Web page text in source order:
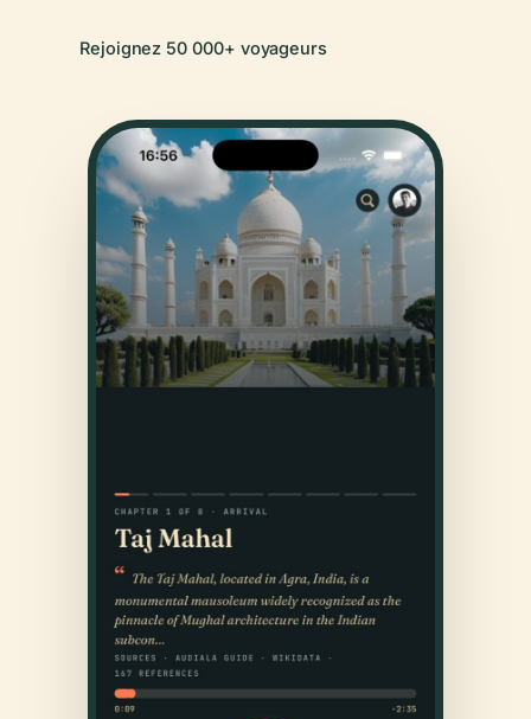
Rejoignez 50 000+ voyageurs